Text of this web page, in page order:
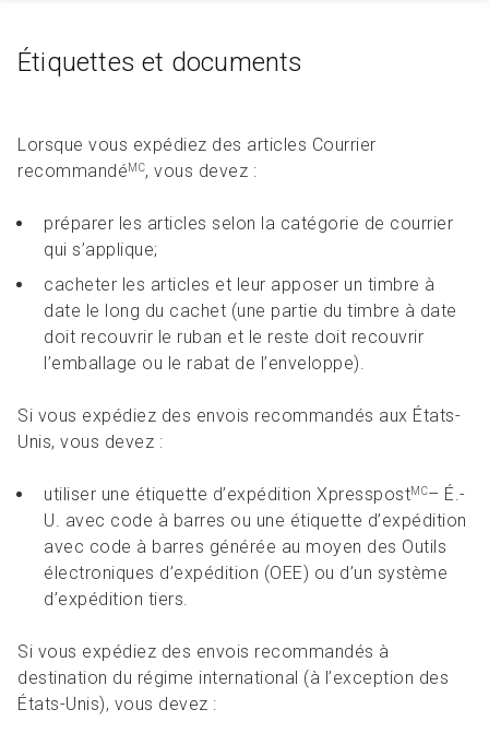
Étiquettes et documents
Lorsque vous expédiez des articles Courrier
recommandéMC, vous devez :
préparer les articles selon la catégorie de courrier
qui s’applique;
cacheter les articles et leur apposer un timbre à
date le long du cachet (une partie du timbre à date
doit recouvrir le ruban et le reste doit recouvrir
l’emballage ou le rabat de l’enveloppe).
Si vous expédiez des envois recommandés aux États-
Unis, vous devez :
utiliser une étiquette d’expédition XpresspostMC– É.-
U. avec code à barres ou une étiquette d’expédition
avec code à barres générée au moyen des Outils
électroniques d’expédition (OEE) ou d’un système
d’expédition tiers.
Si vous expédiez des envois recommandés à
destination du régime international (à l’exception des
États-Unis), vous devez :